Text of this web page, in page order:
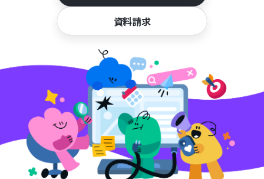
資料請求